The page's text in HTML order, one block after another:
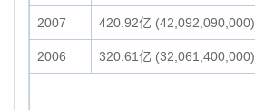
2007 420.92亿 (42,092,090,000)
2006 320.61亿 (32,061,400,000)